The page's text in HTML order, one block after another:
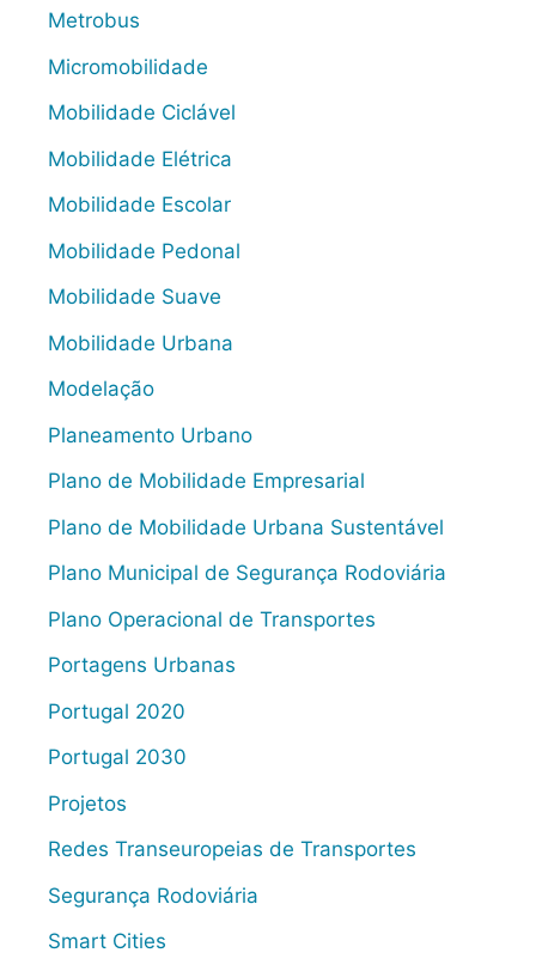
Metrobus
Micromobilidade
Mobilidade Ciclável
Mobilidade Elétrica
Mobilidade Escolar
Mobilidade Pedonal
Mobilidade Suave
Mobilidade Urbana
Modelação
Planeamento Urbano
Plano de Mobilidade Empresarial
Plano de Mobilidade Urbana Sustentável
Plano Municipal de Segurança Rodoviária
Plano Operacional de Transportes
Portagens Urbanas
Portugal 2020
Portugal 2030
Projetos
Redes Transeuropeias de Transportes
Segurança Rodoviária
Smart Cities